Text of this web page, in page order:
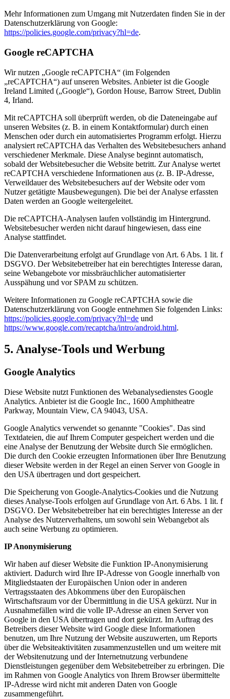
Mehr Informationen zum Umgang mit Nutzerdaten finden Sie in der
Datenschutzerklärung von Google:
https://policies.google.com/privacy?hl=de.
Google reCAPTCHA
Wir nutzen „Google reCAPTCHA“ (im Folgenden
„reCAPTCHA“) auf unseren Websites. Anbieter ist die Google
Ireland Limited („Google“), Gordon House, Barrow Street, Dublin
4, Irland.
Mit reCAPTCHA soll überprüft werden, ob die Dateneingabe auf
unseren Websites (z. B. in einem Kontaktformular) durch einen
Menschen oder durch ein automatisiertes Programm erfolgt. Hierzu
analysiert reCAPTCHA das Verhalten des Websitebesuchers anhand
verschiedener Merkmale. Diese Analyse beginnt automatisch,
sobald der Websitebesucher die Website betritt. Zur Analyse wertet
reCAPTCHA verschiedene Informationen aus (z. B. IP-Adresse,
Verweildauer des Websitebesuchers auf der Website oder vom
Nutzer getätigte Mausbewegungen). Die bei der Analyse erfassten
Daten werden an Google weitergeleitet.
Die reCAPTCHA-Analysen laufen vollständig im Hintergrund.
Websitebesucher werden nicht darauf hingewiesen, dass eine
Analyse stattfindet.
Die Datenverarbeitung erfolgt auf Grundlage von Art. 6 Abs. 1 lit. f
DSGVO. Der Websitebetreiber hat ein berechtigtes Interesse daran,
seine Webangebote vor missbräuchlicher automatisierter
Ausspähung und vor SPAM zu schützen.
Weitere Informationen zu Google reCAPTCHA sowie die
Datenschutzerklärung von Google entnehmen Sie folgenden Links:
https://policies.google.com/privacy?hl=de und
https://www.google.com/recaptcha/intro/android.html.
5. Analyse-Tools und Werbung
Google Analytics
Diese Website nutzt Funktionen des Webanalysedienstes Google
Analytics. Anbieter ist die Google Inc., 1600 Amphitheatre
Parkway, Mountain View, CA 94043, USA.
Google Analytics verwendet so genannte "Cookies". Das sind
Textdateien, die auf Ihrem Computer gespeichert werden und die
eine Analyse der Benutzung der Website durch Sie ermöglichen.
Die durch den Cookie erzeugten Informationen über Ihre Benutzung
dieser Website werden in der Regel an einen Server von Google in
den USA übertragen und dort gespeichert.
Die Speicherung von Google-Analytics-Cookies und die Nutzung
dieses Analyse-Tools erfolgen auf Grundlage von Art. 6 Abs. 1 lit. f
DSGVO. Der Websitebetreiber hat ein berechtigtes Interesse an der
Analyse des Nutzerverhaltens, um sowohl sein Webangebot als
auch seine Werbung zu optimieren.
IP Anonymisierung
Wir haben auf dieser Website die Funktion IP-Anonymisierung
aktiviert. Dadurch wird Ihre IP-Adresse von Google innerhalb von
Mitgliedstaaten der Europäischen Union oder in anderen
Vertragsstaaten des Abkommens über den Europäischen
Wirtschaftsraum vor der Übermittlung in die USA gekürzt. Nur in
Ausnahmefällen wird die volle IP-Adresse an einen Server von
Google in den USA übertragen und dort gekürzt. Im Auftrag des
Betreibers dieser Website wird Google diese Informationen
benutzen, um Ihre Nutzung der Website auszuwerten, um Reports
über die Websiteaktivitäten zusammenzustellen und um weitere mit
der Websitenutzung und der Internetnutzung verbundene
Dienstleistungen gegenüber dem Websitebetreiber zu erbringen. Die
im Rahmen von Google Analytics von Ihrem Browser übermittelte
IP-Adresse wird nicht mit anderen Daten von Google
zusammengeführt.